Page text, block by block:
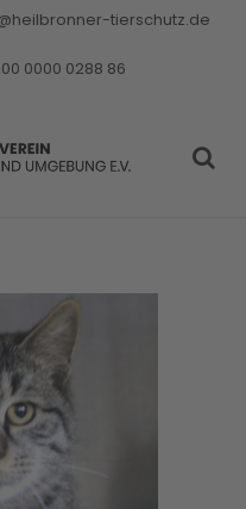
tierschutz.de
0000 0288 86